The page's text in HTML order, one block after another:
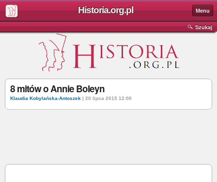
Historia.org.pl Menu
Szukaj
8 mitów o Annie Boleyn
Klaudia Kobylańska-Antoszek | 20 lipca 2015 12:00